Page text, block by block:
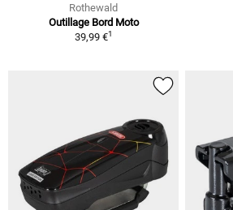
Rothewald
Outillage Bord Moto
39,99 €1